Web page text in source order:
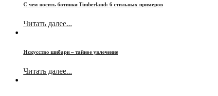
С чем носить ботинки Timberland: 6 стильных примеров
Читать далее...
Искусство шибари – тайное увлечение
Читать далее...